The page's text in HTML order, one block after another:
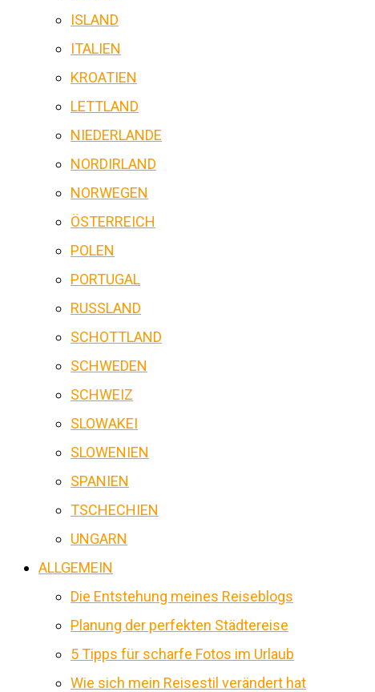
ISLAND
ITALIEN
KROATIEN
LETTLAND
NIEDERLANDE
NORDIRLAND
NORWEGEN
ÖSTERREICH
POLEN
PORTUGAL
RUSSLAND
SCHOTTLAND
SCHWEDEN
SCHWEIZ
SLOWAKEI
SLOWENIEN
SPANIEN
TSCHECHIEN
UNGARN
ALLGEMEIN
Die Entstehung meines Reiseblogs
Planung der perfekten Städtereise
5 Tipps für scharfe Fotos im Urlaub
Wie sich mein Reisestil verändert hat